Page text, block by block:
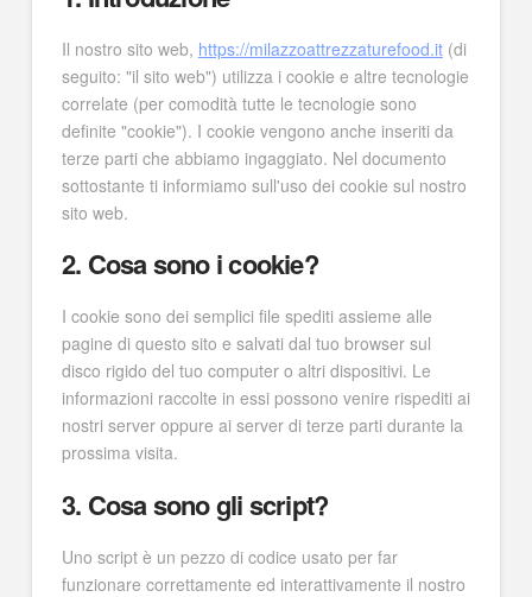
Il nostro sito web, https://milazzoattrezzaturefood.it(di
seguito: "il sito web") utilizza i cookie e altre tecnologie
correlate (per comodità tutte le tecnologie sono
definite "cookie"). I cookie vengono anche inseriti da
terze parti che abbiamo ingaggiato. Nel documento
sottostante ti informiamo sull'uso dei cookie sul nostro
sito web.
2. Cosa sono i cookie?
I cookie sono dei semplici file spediti assieme alle
pagine di questo sito e salvati dal tuo browser sul
disco rigido del tuo computer o altri dispositivi. Le
informazioni raccolte in essi possono venire rispediti ai
nostri server oppure ai server di terze parti durante la
prossima visita.
3. Cosa sono gli script?
Uno script è un pezzo di codice usato per far
funzionare correttamente ed interattivamente il nostro